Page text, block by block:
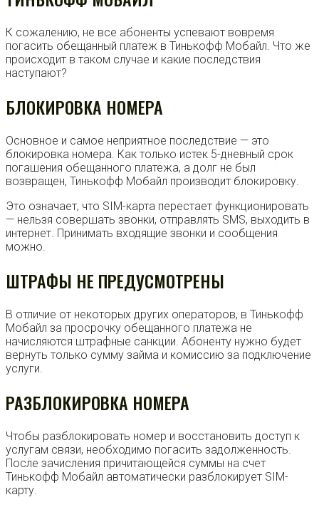
К сожалению, не все абоненты успевают вовремя
погасить обещанный платеж в Тинькофф Мобайл. Что же
происходит в таком случае и какие последствия
наступают?
БЛОКИРОВКА НОМЕРА
Основное и самое неприятное последствие — это
блокировка номера. Как только истек 5-дневный срок
погашения обещанного платежа, а долг не был
возвращен, Тинькофф Мобайл производит блокировку.
Это означает, что SIM-карта перестает функционировать
— нельзя совершать звонки, отправлять SMS, выходить в
интернет. Принимать входящие звонки и сообщения
можно.
ШТРАФЫ НЕ ПРЕДУСМОТРЕНЫ
В отличие от некоторых других операторов, в Тинькофф
Мобайл за просрочку обещанного платежа не
начисляются штрафные санкции. Абоненту нужно будет
вернуть только сумму займа и комиссию за подключение
услуги.
РАЗБЛОКИРОВКА НОМЕРА
Чтобы разблокировать номер и восстановить доступ к
услугам связи, необходимо погасить задолженность.
После зачисления причитающейся суммы на счет
Тинькофф Мобайл автоматически разблокирует SIM-
карту.